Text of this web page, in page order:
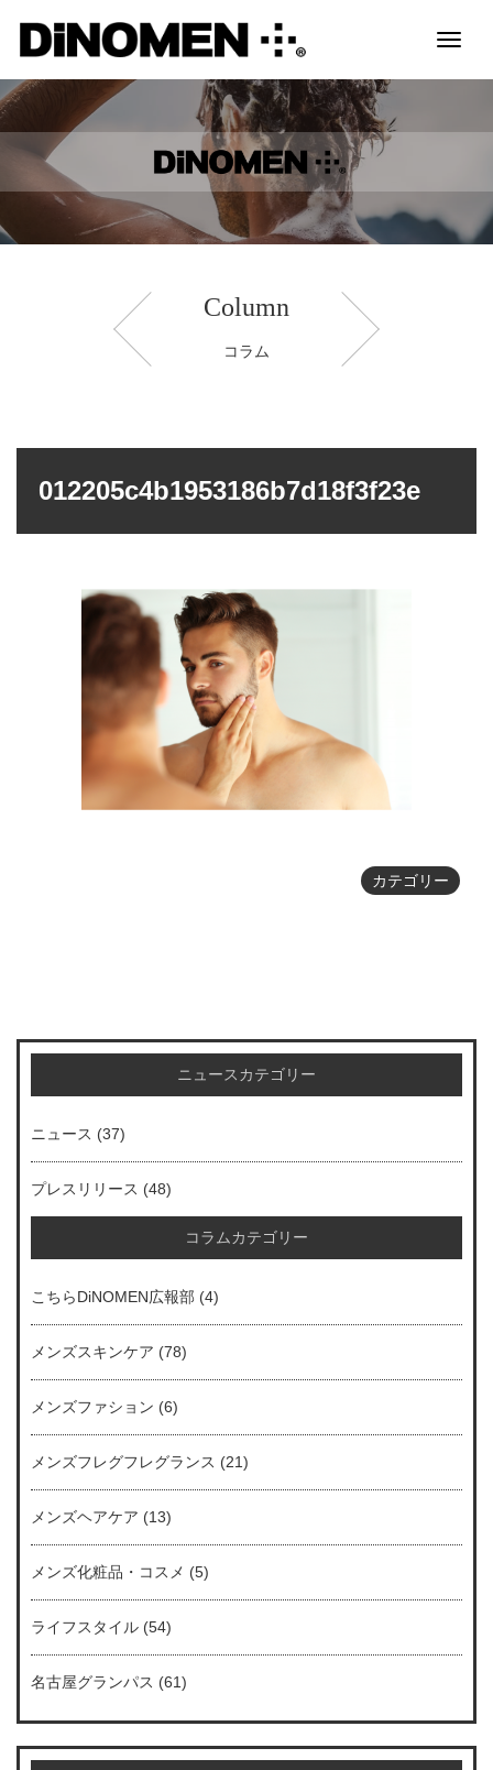
Toggle
Column
コラム
012205c4b1953186b7d18f3f23e
カテゴリー
ニュースカテゴリー
ニュース (37)
プレスリリース (48)
コラムカテゴリー
こちらDiNOMEN広報部 (4)
メンズスキンケア (78)
メンズファション (6)
メンズフレグフレグランス (21)
メンズヘアケア (13)
メンズ化粧品・コスメ (5)
ライフスタイル (54)
名古屋グランパス (61)